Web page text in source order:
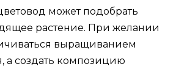
может подобрать
растение. При желании
выращиванием
а создать композицию